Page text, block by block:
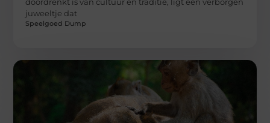
juweeltje dat
Speelgoed Dump